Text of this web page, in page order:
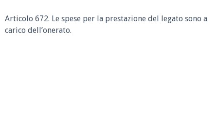
Articolo 672. Le spese per la prestazione del legato sono a
carico dell’onerato.